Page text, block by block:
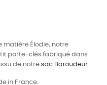
matière Élodie, notre
porte-clés fabriqué dans
de notre sac Baroudeur.
in France.